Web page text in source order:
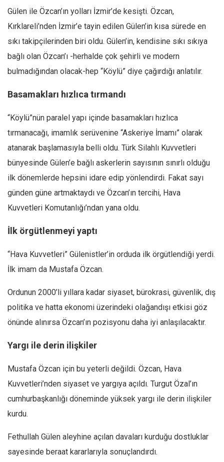
Bu Sayı
Tüm Sayılar
Kategoriler
Kültür Sanat
Karisi kitap sualleri
7 soruda bu hafta
Ekonomi
Spor
Manzara
Sağlık
Gıda-Beslenme
Türkiye
Dünya
Asya
Amerika
Avustralya
Tarih
Düşünce
Dosyalar
Gülen ile Özcan’ın yolları İzmir’de kesişti. Özcan,
Kırklareli’nden İzmir’e tayin edilen Gülen’in kısa sürede en
sıkı takipçilerinden biri oldu. Gülen’in, kendisine sıkı sıkıya
bağlı olan Özcan’ı -herhalde çok şehirli ve modern
bulmadığından olacak-hep “Köylü” diye çağırdığı anlatılır.
Basamakları hızlıca tırmandı
“Köylü”nün paralel yapı içinde basamakları hızlıca
tırmanacağı, imamlık serüvenine “Askeriye İmamı” olarak
atanarak başlamasıyla belli oldu. Türk Silahlı Kuvvetleri
bünyesinde Gülen’e bağlı askerlerin sayısının sınırlı olduğu
ilk dönemlerde hepsini idare edip yönlendirdi. Fakat sayı
günden güne artmaktaydı ve Özcan’ın tercihi, Hava
Kuvvetleri Komutanlığı’ndan yana oldu.
İlk örgütlenmeyi yaptı
“Hava Kuvvetleri” Gülenistler’in orduda ilk örgütlendiği yerdi.
İlk imam da Mustafa Özcan.
Ordunun 2000’li yıllara kadar siyaset, bürokrasi, güvenlik, dış
politika ve hatta ekonomi üzerindeki olağandışı etkisi göz
önünde alınırsa Özcan’ın pozisyonu daha iyi anlaşılacaktır.
Yargı ile derin ilişkiler
Mustafa Özcan için bu yeterli değildi. Özcan, Hava
Kuvvetleri’nden siyaset ve yargıya açıldı. Turgut Özal’ın
cumhurbaşkanlığı döneminde yüksek yargı ile derin ilişkiler
kurdu.
Fethullah Gülen aleyhine açılan davaları kurduğu dostluklar
sayesinde beraat kararlarıyla sonuçlandırdı.